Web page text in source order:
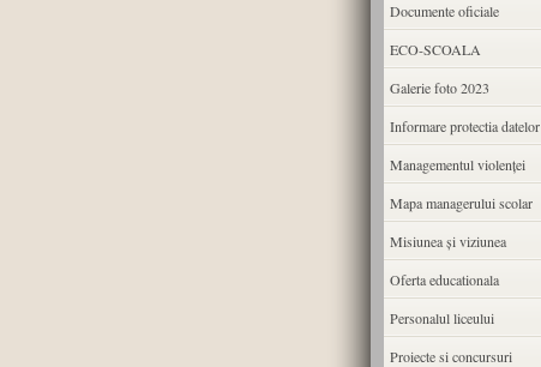
Documente oficiale
ECO-SCOALA
Galerie foto 2023
Informare protectia datelor
Managementul violenței
Mapa managerului scolar
Misiunea şi viziunea
Oferta educationala
Personalul liceului
Proiecte si concursuri